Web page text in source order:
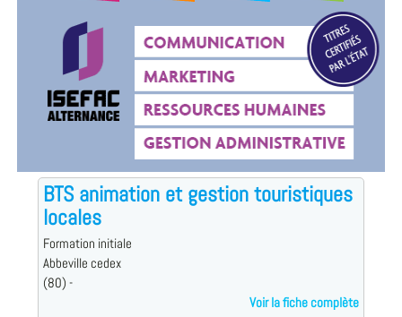
BTS animation et gestion touristiques
locales
Formation initiale
Abbeville cedex
(80) -
Voir la fiche complète